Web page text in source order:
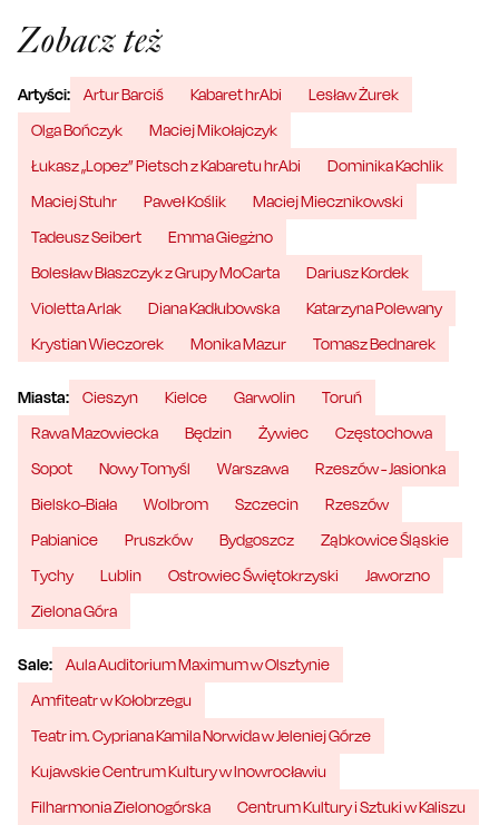
Zobacz też
Artyści: Artur Barciś Kabaret hrAbi
Lesław Żurek
Olga Bończyk
Maciej Mikołajczyk
Łukasz „Lopez” Pietsch z Kabaretu hrAbi
Dominika Kachlik
Maciej Stuhr
Paweł Koślik
Maciej Miecznikowski
Tadeusz Seibert
Emma Giegżno
Bolesław Błaszczyk z Grupy MoCarta
Dariusz Kordek
Violetta Arlak
Diana Kadłubowska
Katarzyna Polewany
Krystian Wieczorek
Monika Mazur Tomasz Bednarek
Miasta: Cieszyn Kielce Garwolin
Toruń
Rawa Mazowiecka
Będzin Żywiec
Częstochowa
Sopot
Nowy Tomyśl Warszawa
Rzeszów - Jasionka
Bielsko-Biała
Wolbrom Szczecin
Rzeszów
Pabianice
Pruszków Bydgoszcz
Ząbkowice Śląskie
Tychy
Lublin Ostrowiec Świętokrzyski
Jaworzno
Zielona Góra
Sale:
Aula Auditorium Maximum w Olsztynie
Amfiteatr w Kołobrzegu
Teatr im. Cypriana Kamila Norwida w Jeleniej Górze
Kujawskie Centrum Kultury w Inowrocławiu
Filharmonia Zielonogórska
Centrum Kultury i Sztuki w Kaliszu